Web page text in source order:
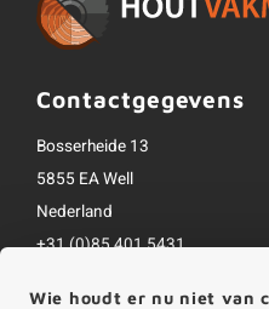
Contactgegevens
Bosserheide 13
5855 EA Well
Nederland
+31 (0)85 401 5431
Wie houdt er nu niet van